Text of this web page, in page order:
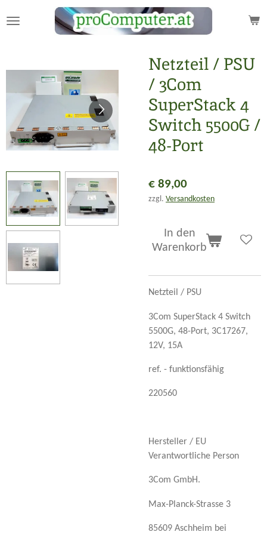
Hauptinhalt
Netzteil / PSU
/ 3Com
SuperStack 4
Switch 5500G /
48-Port
€ 89,00
zzgl. Versandkosten
In den
Warenkorb
Netzteil / PSU
3Com SuperStack 4 Switch
5500G, 48-Port, 3C17267,
12V, 15A
ref. - funktionsfähig
220560
Hersteller / EU
Verantwortliche Person
3Com GmbH.
Max-Planck-Strasse 3
85609 Aschheim bei